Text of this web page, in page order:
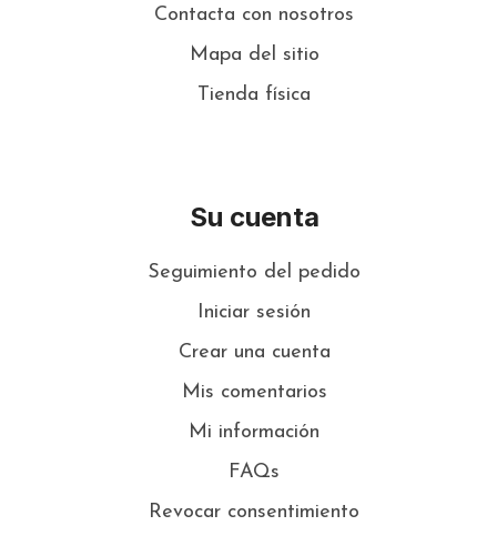
Contacta con nosotros
Mapa del sitio
Tienda física
Su cuenta
Seguimiento del pedido
Iniciar sesión
Crear una cuenta
Mis comentarios
Mi información
FAQs
Revocar consentimiento